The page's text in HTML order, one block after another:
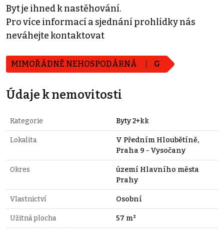
Byt je ihned k nastěhování.
Pro více informací a sjednání prohlídky nás
neváhejte kontaktovat
MIMOŘÁDNĚ NEHOSPODÁRNÁ G
Údaje k nemovitosti
Kategorie Byty 2+kk
Lokalita
V Předním Hloubětíně,
Praha 9 - Vysočany
Okres
území Hlavního města
Prahy
Vlastnictví Osobní
Užitná plocha 57 m²